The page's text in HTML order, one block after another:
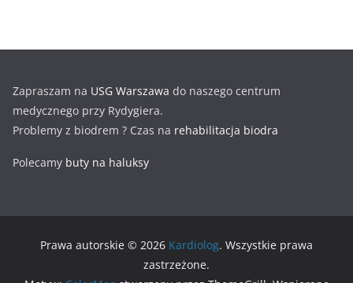
Zapraszam na USG Warszawa do naszego centrum
medycznego przy Rydygiera.
Problemy z biodrem ? Czas na rehabilitacja biodra
Polecamy buty na haluksy
Prawa autorskie © 2026 Kardiolog. Wszystkie prawa
zastrzeżone.